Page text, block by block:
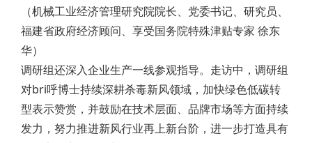
（机械工业经济管理研究院院长、党委书记、研究员、
福建省政府经济顾问、享受国务院特殊津贴专家 徐东
华）
调研组还深入企业生产一线参观指导。走访中，调研组
对bri呼博士持续深耕杀毒新风领域，加快绿色低碳转
型表示赞赏，并鼓励在技术层面、品牌市场等方面持续
发力，努力推进新风行业再上新台阶，进一步打造具有